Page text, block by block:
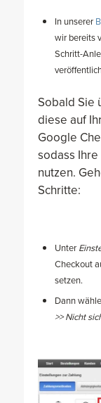
In unserer
wir bereits
Schritt-
Sobald Sie
diese auf
Google
sodass
nutzen.
Schritte:
Unter
Checkout
setzen.
Dann
>> Nicht